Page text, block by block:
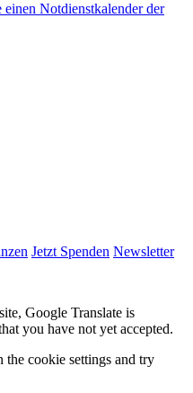
Notdienstkalender der
Jetzt Spenden Newsletter
Google Translate is
you have not yet accepted.
the cookie settings and try